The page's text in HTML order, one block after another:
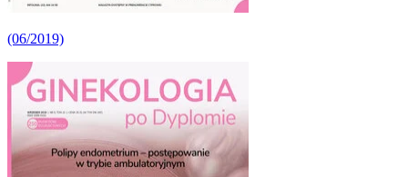
(06/2019)